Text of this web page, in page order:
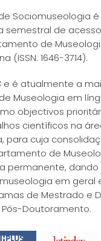
Sociomuseologia
semestral de
de
(ISSN: 1646-3714).
e é atualmente a
Museologia em
objectivos
científicos na
para cuja
de
permanente, dando
em geral
de Mestrado e
Doutoramento.